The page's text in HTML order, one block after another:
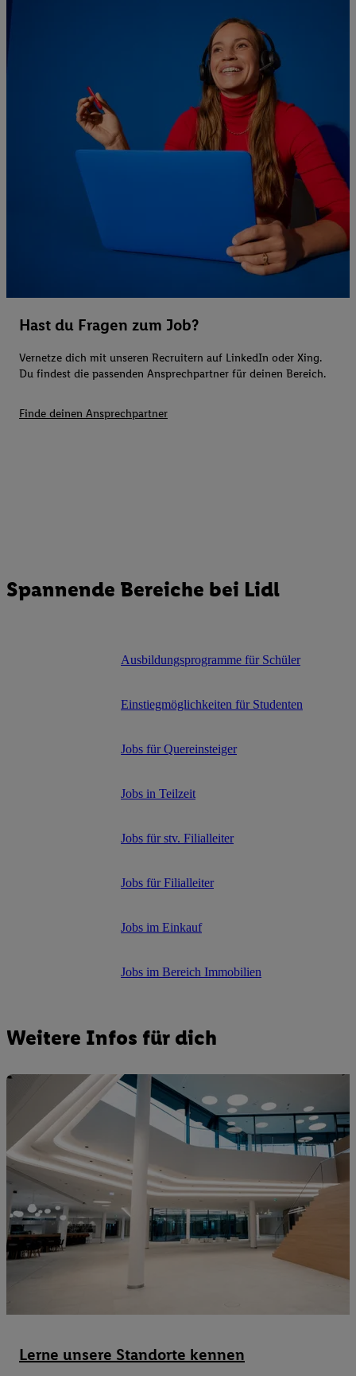
Hast du Fragen zum Job?
Vernetze dich mit unseren Recruitern auf LinkedIn oder Xing.
Du findest die passenden Ansprechpartner für deinen Bereich.
Finde deinen Ansprechpartner
Spannende Bereiche bei Lidl
Ausbildungsprogramme für Schüler
Einstiegmöglichkeiten für Studenten
Jobs für Quereinsteiger
Jobs in Teilzeit
Jobs für stv. Filialleiter
Jobs für Filialleiter
Jobs im Einkauf
Jobs im Bereich Immobilien
Weitere Infos für dich
Lerne unsere Standorte kennen